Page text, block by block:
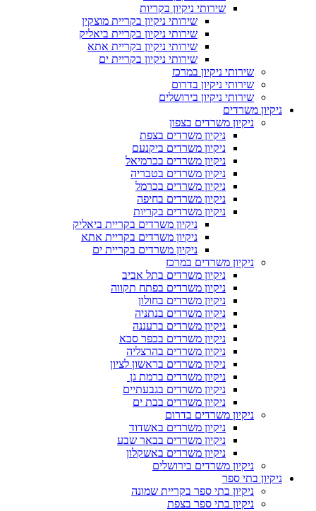
שירותי ניקיון בקריות
שירותי ניקיון בקריית מוצקין
שירותי ניקיון בקריית ביאליק
שירותי ניקיון בקריית אתא
שירותי ניקיון בקריית ים
שירותי ניקיון במרכז
שירותי ניקיון בדרום
שירותי ניקיון בירושלים
ניקיון משרדים
ניקיון משרדים בצפון
ניקיון משרדים בצפת
ניקיון משרדים ביקנעם
ניקיון משרדים בכרמיאל
ניקיון משרדים בטבריה
ניקיון משרדים בכרמל
ניקיון משרדים בחיפה
ניקיון משרדים בקריות
ניקיון משרדים בקריית ביאליק
ניקיון משרדים בקריית אתא
ניקיון משרדים בקריית ים
ניקיון משרדים במרכז
ניקיון משרדים בתל אביב
ניקיון משרדים בפתח תקווה
ניקיון משרדים בחולון
ניקיון משרדים בנתניה
ניקיון משרדים ברעננה
ניקיון משרדים בכפר סבא
ניקיון משרדים בהרצליה
ניקיון משרדים בראשון לציון
ניקיון משרדים ברמת גן
ניקיון משרדים בגבעתיים
ניקיון משרדים בבת ים
ניקיון משרדים בדרום
ניקיון משרדים באשדוד
ניקיון משרדים בבאר שבע
ניקיון משרדים באשקלון
ניקיון משרדים בירושלים
ניקיון בתי ספר
ניקיון בתי ספר בקריית שמונה
ניקיון בתי ספר בצפת